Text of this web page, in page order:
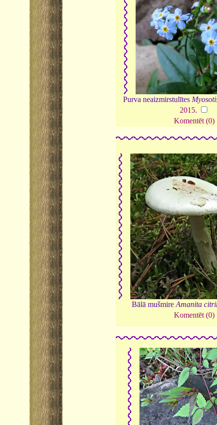
Purva neaizmirstulītes
2015.
Komentēt (0)
Bālā mušmire Amanita
Komentēt (0)